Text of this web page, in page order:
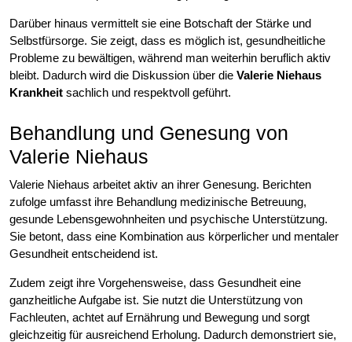
Darüber hinaus vermittelt sie eine Botschaft der Stärke und
Selbstfürsorge. Sie zeigt, dass es möglich ist, gesundheitliche
Probleme zu bewältigen, während man weiterhin beruflich aktiv
bleibt. Dadurch wird die Diskussion über die Valerie Niehaus
Krankheit sachlich und respektvoll geführt.
Behandlung und Genesung von
Valerie Niehaus
Valerie Niehaus arbeitet aktiv an ihrer Genesung. Berichten
zufolge umfasst ihre Behandlung medizinische Betreuung,
gesunde Lebensgewohnheiten und psychische Unterstützung.
Sie betont, dass eine Kombination aus körperlicher und mentaler
Gesundheit entscheidend ist.
Zudem zeigt ihre Vorgehensweise, dass Gesundheit eine
ganzheitliche Aufgabe ist. Sie nutzt die Unterstützung von
Fachleuten, achtet auf Ernährung und Bewegung und sorgt
gleichzeitig für ausreichend Erholung. Dadurch demonstriert sie,